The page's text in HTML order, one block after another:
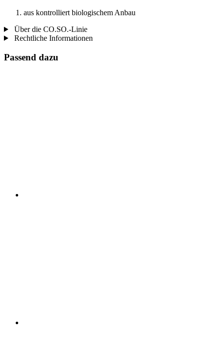
aus kontrolliert biologischem Anbau
Über die CO.SO.-Linie
Rechtliche Informationen
Passend dazu